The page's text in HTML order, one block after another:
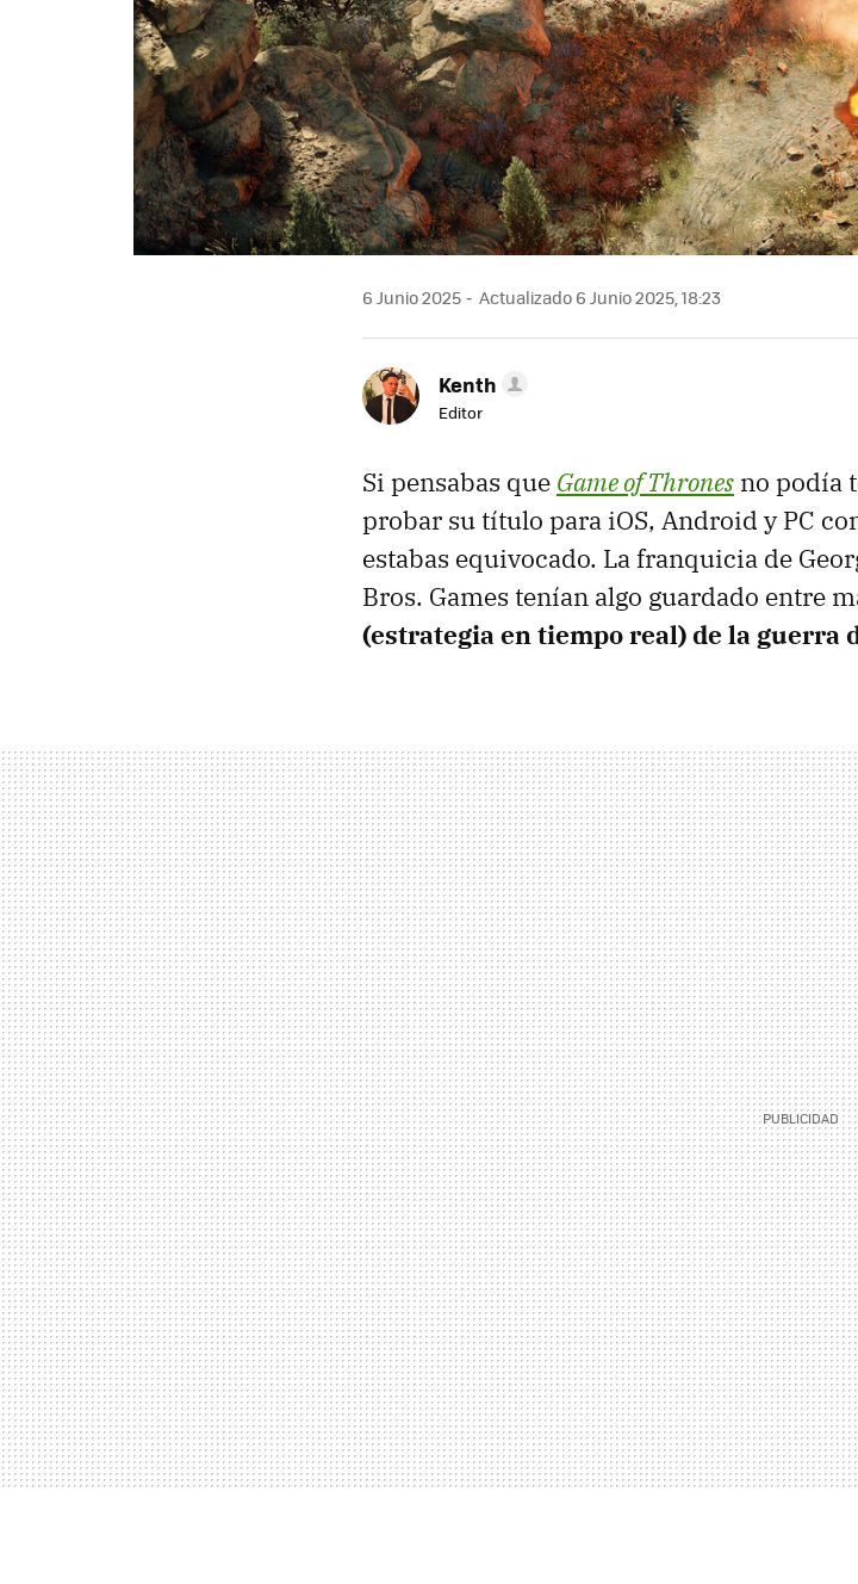
6 Junio 2025 Actualizado 6 Junio 2025, 18:23
Kenth
Editor
Si pensabas que Game of Thrones no podía
probar su título para iOS, Android y PC
estabas equivocado. La franquicia de
Bros. Games tenían algo guardado entre
(estrategia en tiempo real) de la guerra